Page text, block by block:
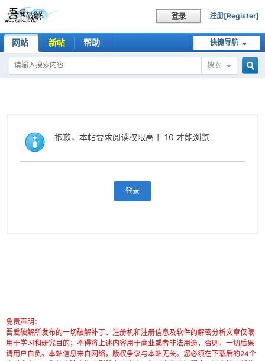
登录 注册[Register]
快捷导航
网站 新帖 帮助
搜索
抱歉，本帖要求阅读权限高于 10 才能浏览
登录
免责声明：
吾爱破解所发布的一切破解补丁、注册机和注册信息及软件的解密分析文章仅限
用于学习和研究目的；不得将上述内容用于商业或者非法用途，否则，一切后果
请用户自负。本站信息来自网络，版权争议与本站无关。您必须在下载后的24个